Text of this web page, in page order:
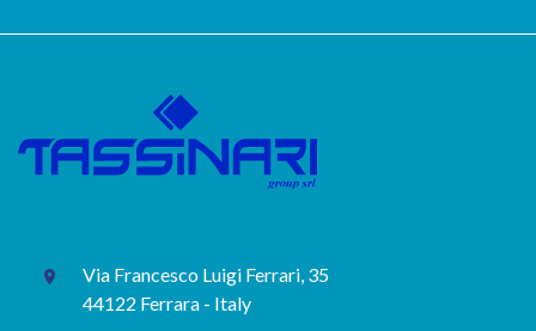
Via Francesco Luigi Ferrari, 35
44122 Ferrara - Italy